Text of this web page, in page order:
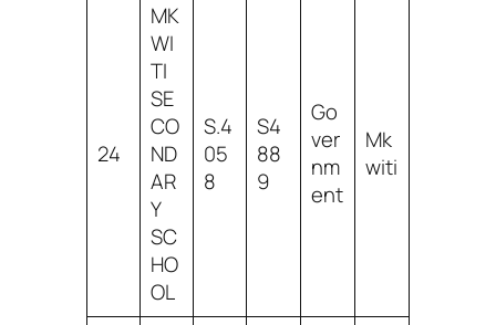
24
MK
WI
TI
SE
CO
ND
AR
Y
SC
HO
OL
S.4
05
8
S4
88
9
Go
ver
nm
ent
Mk
witi